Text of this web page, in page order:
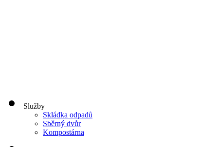
Služby
Skládka odpadů
Sběrný dvůr
Kompostárna